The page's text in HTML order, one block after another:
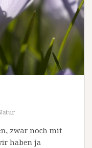
zwar noch mit
haben ja